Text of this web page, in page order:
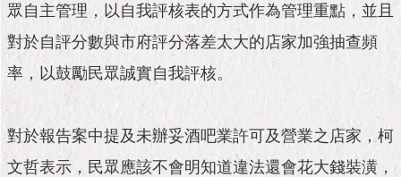
眾自主管理，以自我評核表的方式作為管理重點，並且
對於自評分數與市府評分落差太大的店家加強抽查頻
率，以鼓勵民眾誠實自我評核。
對於報告案中提及未辦妥酒吧業許可及營業之店家，柯
文哲表示，民眾應該不會明知道違法還會花大錢裝潢，